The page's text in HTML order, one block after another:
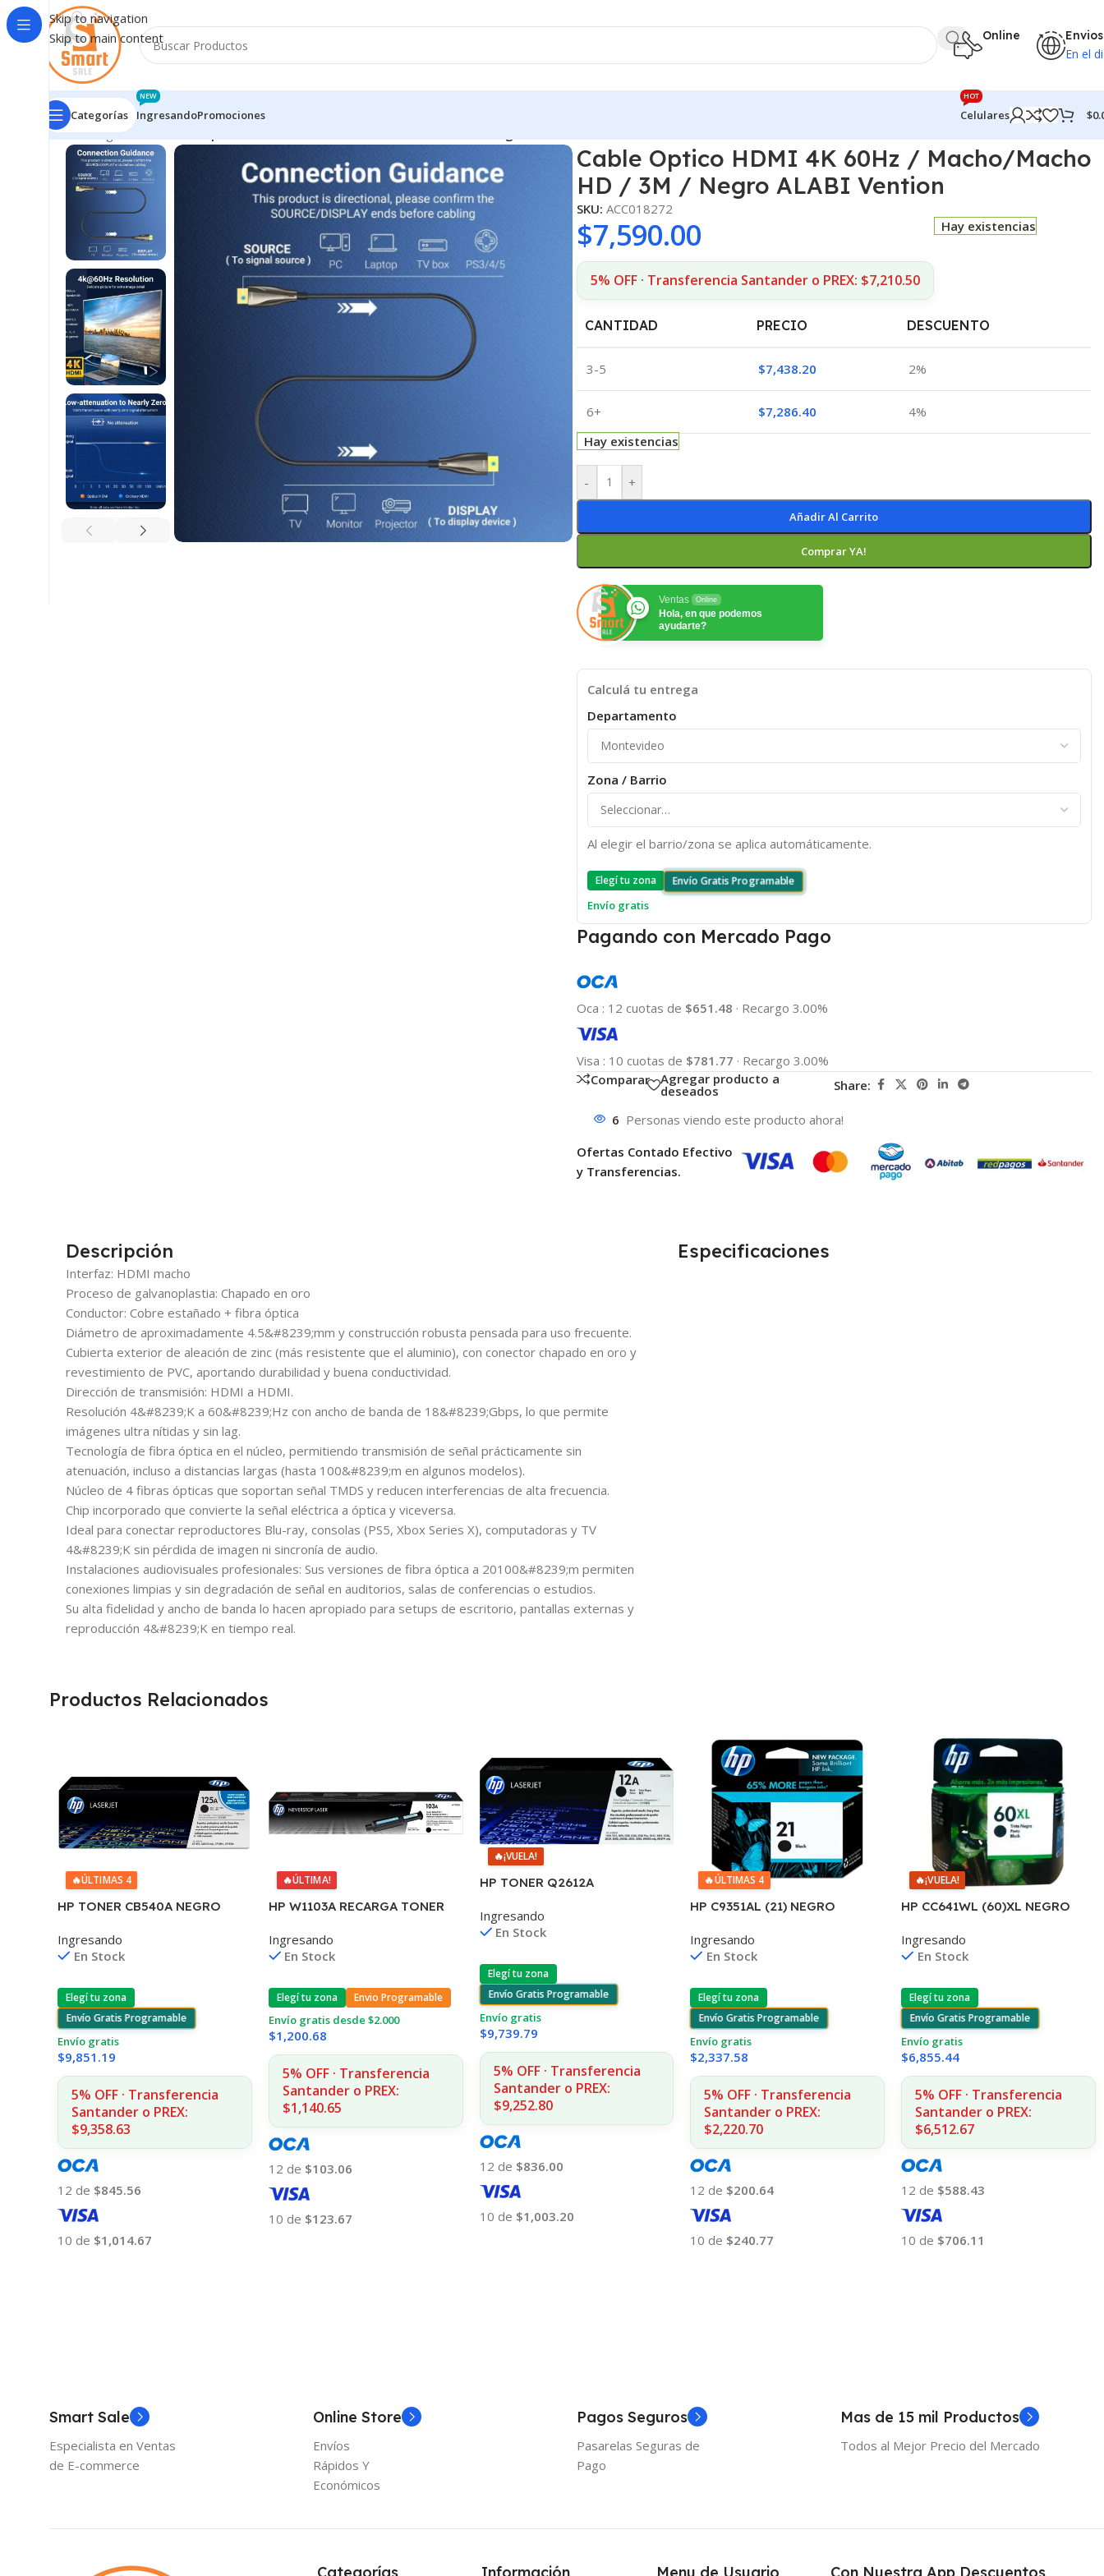
Skip to navigation
Skip to main content
Online Envios
En el
Categorías Ingresando
NEW
Promociones Celulares
HOT
$
Inicio/Ingresando
Cable Optico HDMI 4K 60Hz / Macho/Macho
HD / 3M / Negro ALABI Vention
SKU: ACC018272
$7,590.00
5% OFF · Transferencia Santander o PREX: $7,210.50
Hay existencias
CANTIDAD PRECIO DESCUENTO
3-5 $7,438.20 2%
6+ $7,286.40
4%
Hay existencias
- +
Añadir Al Carrito
Comprar YA!
Ventas Online
Hola, en que podemos
ayudarte?
Calculá tu entrega
Departamento
Zona / Barrio
Al elegir el barrio/zona se aplica automáticamente.
Elegí tu zona Envío Gratis Programable
Envío gratis
Pagando con Mercado Pago
Oca : 12 cuotas de $651.48 · Recargo 3.00%
Visa : 10 cuotas de $781.77 · Recargo 3.00%
Comparar
Agregar producto a
deseados Share:
6 Personas viendo este producto ahora!
Ofertas Contado Efectivo
y Transferencias.
Descripción
Interfaz: HDMI macho
Proceso de galvanoplastia: Chapado en oro
Conductor: Cobre estañado + fibra óptica
Diámetro de aproximadamente 4.5&#8239;mm y construcción robusta pensada para uso frecuente.
Cubierta exterior de aleación de zinc (más resistente que el aluminio), con conector chapado en oro y
revestimiento de PVC, aportando durabilidad y buena conductividad.
Dirección de transmisión: HDMI a HDMI.
Resolución 4&#8239;K a 60&#8239;Hz con ancho de banda de 18&#8239;Gbps, lo que permite
imágenes ultra nítidas y sin lag.
Tecnología de fibra óptica en el núcleo, permitiendo transmisión de señal prácticamente sin
atenuación, incluso a distancias largas (hasta 100&#8239;m en algunos modelos).
Núcleo de 4 fibras ópticas que soportan señal TMDS y reducen interferencias de alta frecuencia.
Chip incorporado que convierte la señal eléctrica a óptica y viceversa.
Ideal para conectar reproductores Blu-ray, consolas (PS5, Xbox Series X), computadoras y TV
4&#8239;K sin pérdida de imagen ni sincronía de audio.
Instalaciones audiovisuales profesionales: Sus versiones de fibra óptica a 20100&#8239;m permiten
conexiones limpias y sin degradación de señal en auditorios, salas de conferencias o estudios.
Su alta fidelidad y ancho de banda lo hacen apropiado para setups de escritorio, pantallas externas y
reproducción 4&#8239;K en tiempo real.
Especificaciones
Productos Relacionados
🔥ÚLTIMAS 4
HP TONER CB540A NEGRO
1215/1515/1510/1312
Ingresando
En Stock
Elegí tu zona
Envío Gratis Programable
Envío gratis
$9,851.19
5% OFF · Transferencia
Santander o PREX:
$9,358.63
12 de $845.56
10 de $1,014.67
🔥ÚLTIMA!
HP W1103A RECARGA TONER
1000/1001/1020/1200 (B)
Ingresando
En Stock
Elegí tu zona Envio Programable
Envío gratis desde $2.000
$1,200.68
5% OFF · Transferencia
Santander o PREX:
$1,140.65
12 de $103.06
10 de $123.67
🔥¡VUELA!
HP TONER Q2612A
3015/30/50 MFC1005/1319
Ingresando
En Stock
Elegí tu zona
Envío Gratis Programable
Envío gratis
$9,739.79
5% OFF · Transferencia
Santander o PREX:
$9,252.80
12 de $836.00
10 de $1,003.20
🔥ÚLTIMAS 4
HP C9351AL (21) NEGRO
55 7ML (D)
Ingresando
En Stock
Elegí tu zona
Envío Gratis Programable
Envío gratis
$2,337.58
5% OFF · Transferencia
Santander o PREX:
$2,220.70
12 de $200.64
10 de $240.77
🔥¡VUELA!
HP CC641WL (60)XL NEGRO
F4580/F4280/F4480/D110
Ingresando
En Stock
Elegí tu zona
Envío Gratis Programable
Envío gratis
$6,855.44
5% OFF · Transferencia
Santander o PREX:
$6,512.67
12 de $588.43
10 de $706.11
Smart Sale
Especialista en Ventas
de E-commerce
Online Store
Envíos
Rápidos Y
Económicos
Pagos Seguros
Pasarelas Seguras de
Pago
Mas de 15 mil Productos
Todos al Mejor Precio del Mercado